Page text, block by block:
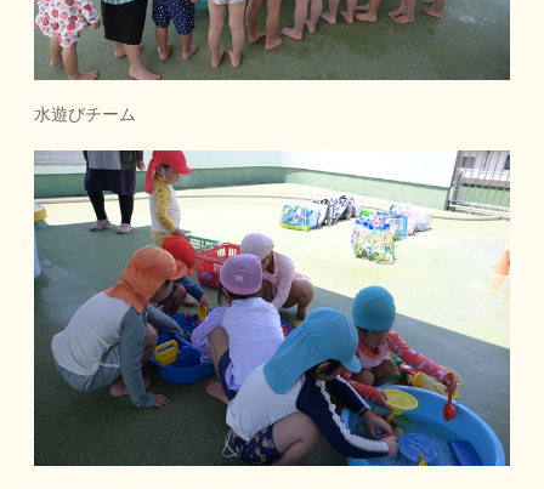
水遊びチーム